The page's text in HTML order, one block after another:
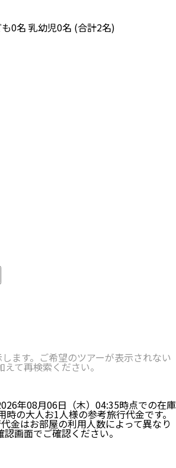
0名 乳幼児0名 (合計2名)
ます。ご希望のツアーが表示されない
て再検索ください。
年08月06日（木）04:35時点での在庫
時の大人お1人様の参考旅行代金です。
金はお部屋の利用人数によって異なり
認画面でご確認ください。